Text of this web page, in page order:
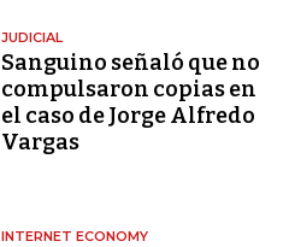
JUDICIAL
Sanguino señaló que no
compulsaron copias en
el caso de Jorge Alfredo
Vargas
INTERNET ECONOMY